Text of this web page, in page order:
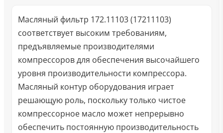
Масляный фильтр 172.11103 (17211103)
соответствует высоким требованиям,
предъявляемые производителями
компрессоров для обеспечения высочайшего
уровня производительности компрессора.
Масляный контур оборудования играет
решающую роль, поскольку только чистое
компрессорное масло может непрерывно
обеспечить постоянную производительность